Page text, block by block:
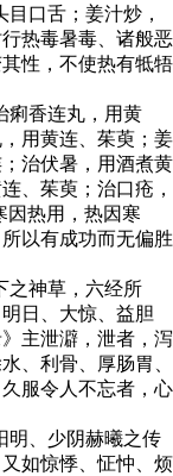
口舌；姜汁炒，
热毒暑毒、诸般恶
性，不使热有牴牾
痢香连丸，用黄
用黄连、茱萸；姜
治伏暑，用酒煮黄
、茱萸；治口疮，
因热用，热因寒
以有成功而无偏胜
之神草，六经所
日、大惊、益胆
主泄澼，泄者，泻
、利骨、厚肠胃、
服令人不忘者，心
明、少阴赫曦之传
如惊悸、怔忡、烦